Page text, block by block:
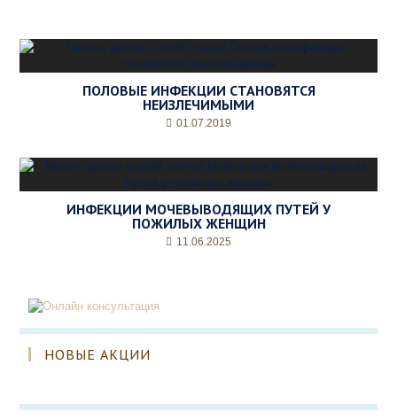
ПОЛОВЫЕ ИНФЕКЦИИ СТАНОВЯТСЯ
НЕИЗЛЕЧИМЫМИ
01.07.2019
ИНФЕКЦИИ МОЧЕВЫВОДЯЩИХ ПУТЕЙ У
ПОЖИЛЫХ ЖЕНЩИН
11.06.2025
НОВЫЕ АКЦИИ